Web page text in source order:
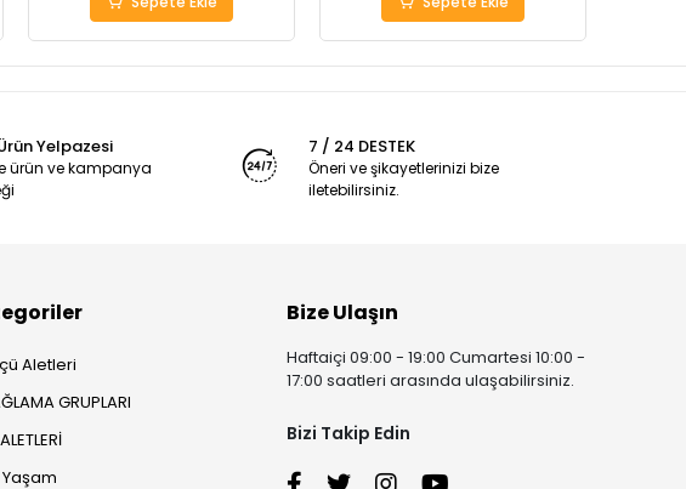
Yelpazesi
ürün ve kampanya
7 / 24 DESTEK
Öneri ve şikayetlerinizi bize
iletebilirsiniz.
Aletleri
GRUPLARI
Yaşam
Bize Ulaşın
Haftaiçi 09:00 - 19:00 Cumartesi 10:00 -
17:00 saatleri arasında ulaşabilirsiniz.
Bizi Takip Edin